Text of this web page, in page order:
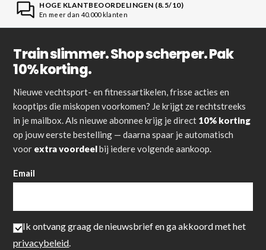
HOGE KLANTBEOORDELINGEN (8.5/10)
En meer dan 40.000 klanten
Train slimmer. Shop scherper. Pak
10% korting.
Nieuwe vechtsport- en fitnessartikelen, frisse acties en
kooptips die miskopen voorkomen? Je krijgt ze rechtstreeks
in je mailbox. Als nieuwe abonnee krijg je direct 10% korting
op jouw eerste bestelling — daarna spaar je automatisch
voor extra voordeelbij iedere volgende aankoop.
Email
Ik ontvang graag de nieuwsbrief en ga akkoord met het
privacybeleid.